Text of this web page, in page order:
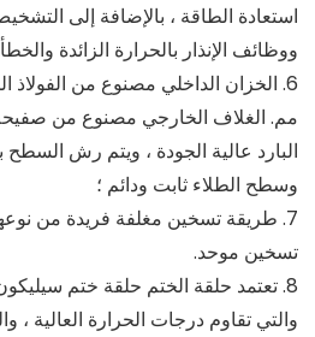
استعادة الطاقة ، بالإضافة إلى
ووظائف الإنذار بالحرارة الزائدة
مم. الغلاف الخارجي مصنوع من
البارد عالية الجودة ، ويتم رش السطح
وسطح الطلاء ثابت ودائم ؛
7. طريقة تسخين مغلفة فريدة من
تسخين موحد.
8. تعتمد حلقة الختم حلقة ختم
والتي تقاوم درجات الحرارة العالية ،